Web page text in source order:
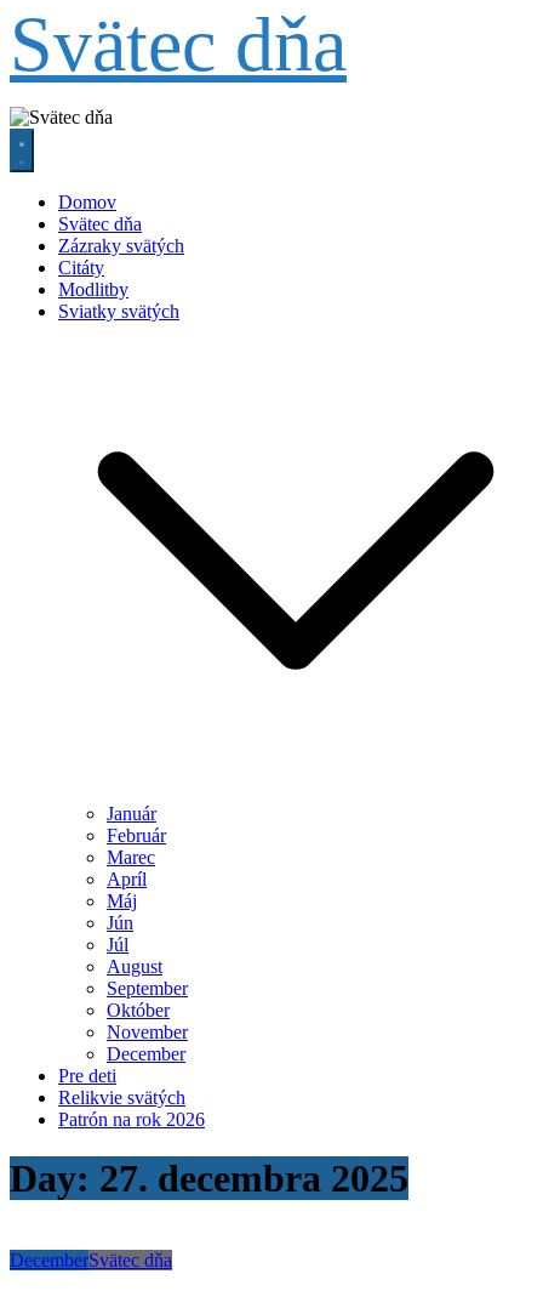
Svätec dňa
Domov
Svätec dňa
Zázraky svätých
Citáty
Modlitby
Sviatky svätých
Január
Február
Marec
Apríl
Máj
Jún
Júl
August
September
Október
November
December
Pre deti
Relikvie svätých
Patrón na rok 2026
Day: 27. decembra 2025
DecemberSvätec dňa